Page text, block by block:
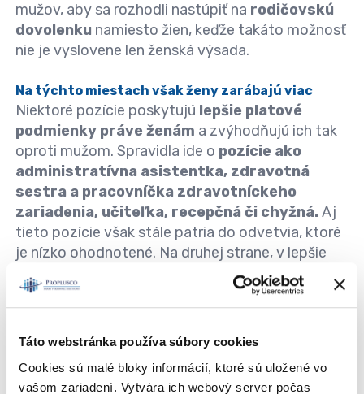
Táto webstránka používa súbory cookies
Cookies sú malé bloky informácií, ktoré sú uložené vo
vašom zariadení. Vytvára ich webový server počas
mužov, aby sa rozhodli nastúpiť na rodičovskú
dovolenku namiesto žien, keďže takáto možnosť
nie je vyslovene len ženská výsada.
Na týchto miestach však ženy zarábajú viac
Niektoré pozície poskytujú lepšie platové
podmienky práve ženám a zvýhodňujú ich tak
oproti mužom. Spravidla ide o pozície ako
administratívna asistentka, zdravotná
sestra a pracovníčka zdravotníckeho
zariadenia, učiteľka, recepčná či chyžná. Aj
tieto pozície však stále patria do odvetvia, ktoré
je nízko ohodnotené. Na druhej strane, v lepšie
platených zamestnaniach
v oblasti vedy,
technológií či inžinierstva sú skôr
dominantní muži.
Rovnaké platové ohodnotenie nie je len otázkou
spravodlivosti. Ak by sa mzdy vyrovnali,
by sa ekonomika, zvýšili by sa daňové príjmy